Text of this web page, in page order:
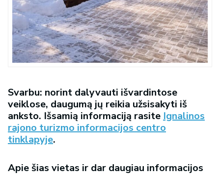
Svarbu: norint dalyvauti išvardintose
veiklose, daugumą jų reikia užsisakyti iš
anksto. Išsamią informaciją rasite Ignalinos
rajono turizmo informacijos centro
tinklapyje.
Apie šias vietas ir dar daugiau informacijos